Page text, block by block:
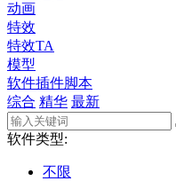
动画
特效
特效TA
模型
软件插件脚本
综合 精华 最新
软件类型:
不限